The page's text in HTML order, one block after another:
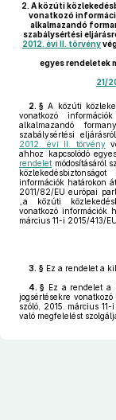
2. A közúti
vonatkozó
alkalmazandó
szabálysértési
2012. évi II. törvény
egyes rendeletek
21/
2. § A közúti
vonatkozó
alkalmazandó
szabálysértési
2012. évi II. törvény
ahhoz kapcsolódó
rendelet módosításáról
információk határokon
2011/82/EU európai
„a közúti
vonatkozó információk
március 11-i 2015/413/
3. § Ez a rendelet a
4. § Ez a rendelet a
jogsértésekre
szóló, 2015. március
való megfelelést